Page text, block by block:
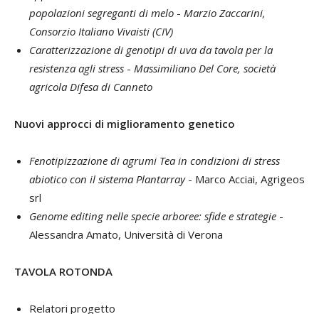
popolazioni segreganti di melo - Marzio Zaccarini,
Consorzio Italiano Vivaisti (CIV)
Caratterizzazione di genotipi di uva da tavola per la
resistenza agli stress - Massimiliano Del Core, società
agricola Difesa di Canneto
Nuovi approcci di miglioramento genetico
Fenotipizzazione di agrumi Tea in condizioni di stress
abiotico con il sistema Plantarray- Marco Acciai, Agrigeos
srl
Genome editing nelle specie arboree: sfide e strategie -
Alessandra Amato, Università di Verona
TAVOLA ROTONDA
Relatori progetto